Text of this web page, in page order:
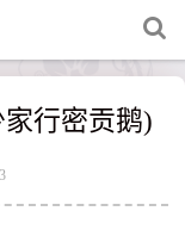
行密贡鹅)